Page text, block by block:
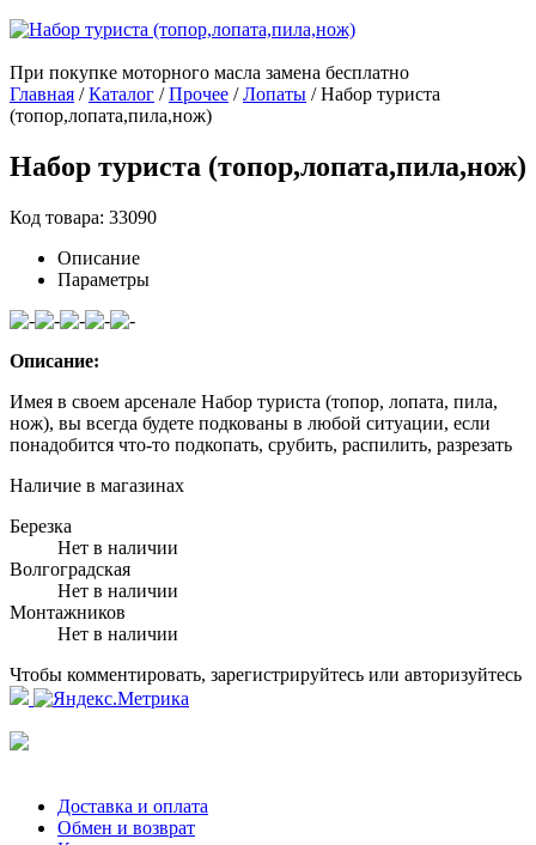
При покупке моторного масла замена бесплатно
Главная /Каталог /Прочее /Лопаты /Набор туриста
(топор,лопата,пила,нож)
Набор туриста (топор,лопата,пила,нож)
Код товара: 33090
Описание
Параметры
Описание:
Имея в своем арсенале Набор туриста (топор, лопата, пила,
нож), вы всегда будете подкованы в любой ситуации, если
понадобится что-то подкопать, срубить, распилить, разрезать
Наличие в магазинах
Березка
Нет в наличии
Волгоградская
Нет в наличии
Монтажников
Нет в наличии
Чтобы комментировать, зарегистрируйтесь или авторизуйтесь
Доставка и оплата
Обмен и возврат